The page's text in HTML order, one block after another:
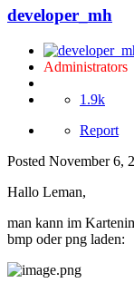
developer_mh
Administrators
1.9k
Report
Posted November 6,
Hallo Leman,
man kann im
bmp oder png laden: